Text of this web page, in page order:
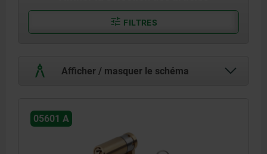
FILTRES
Afficher / masquer le schéma
05601 A